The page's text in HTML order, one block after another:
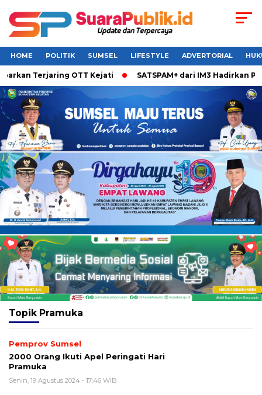
HOME POLITIK SUMSEL LIFESTYLE ADVERTORIAL
Terjaring OTT Kejati SATSPAM+ dari IM3 Hadirkan
Topik Pramuka
Pemprov Sumsel
2000 Orang Ikuti Apel Peringati Hari
Pramuka
Senin, 19 Agustus 2024 - 17:46 WIB